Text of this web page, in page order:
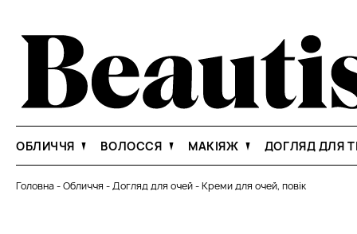
ОБЛИЧЧЯ ВОЛОССЯ МАКІЯЖ ДОГЛЯД ДЛЯ
Головна-Обличчя -Догляд для очей-Креми для очей, повік